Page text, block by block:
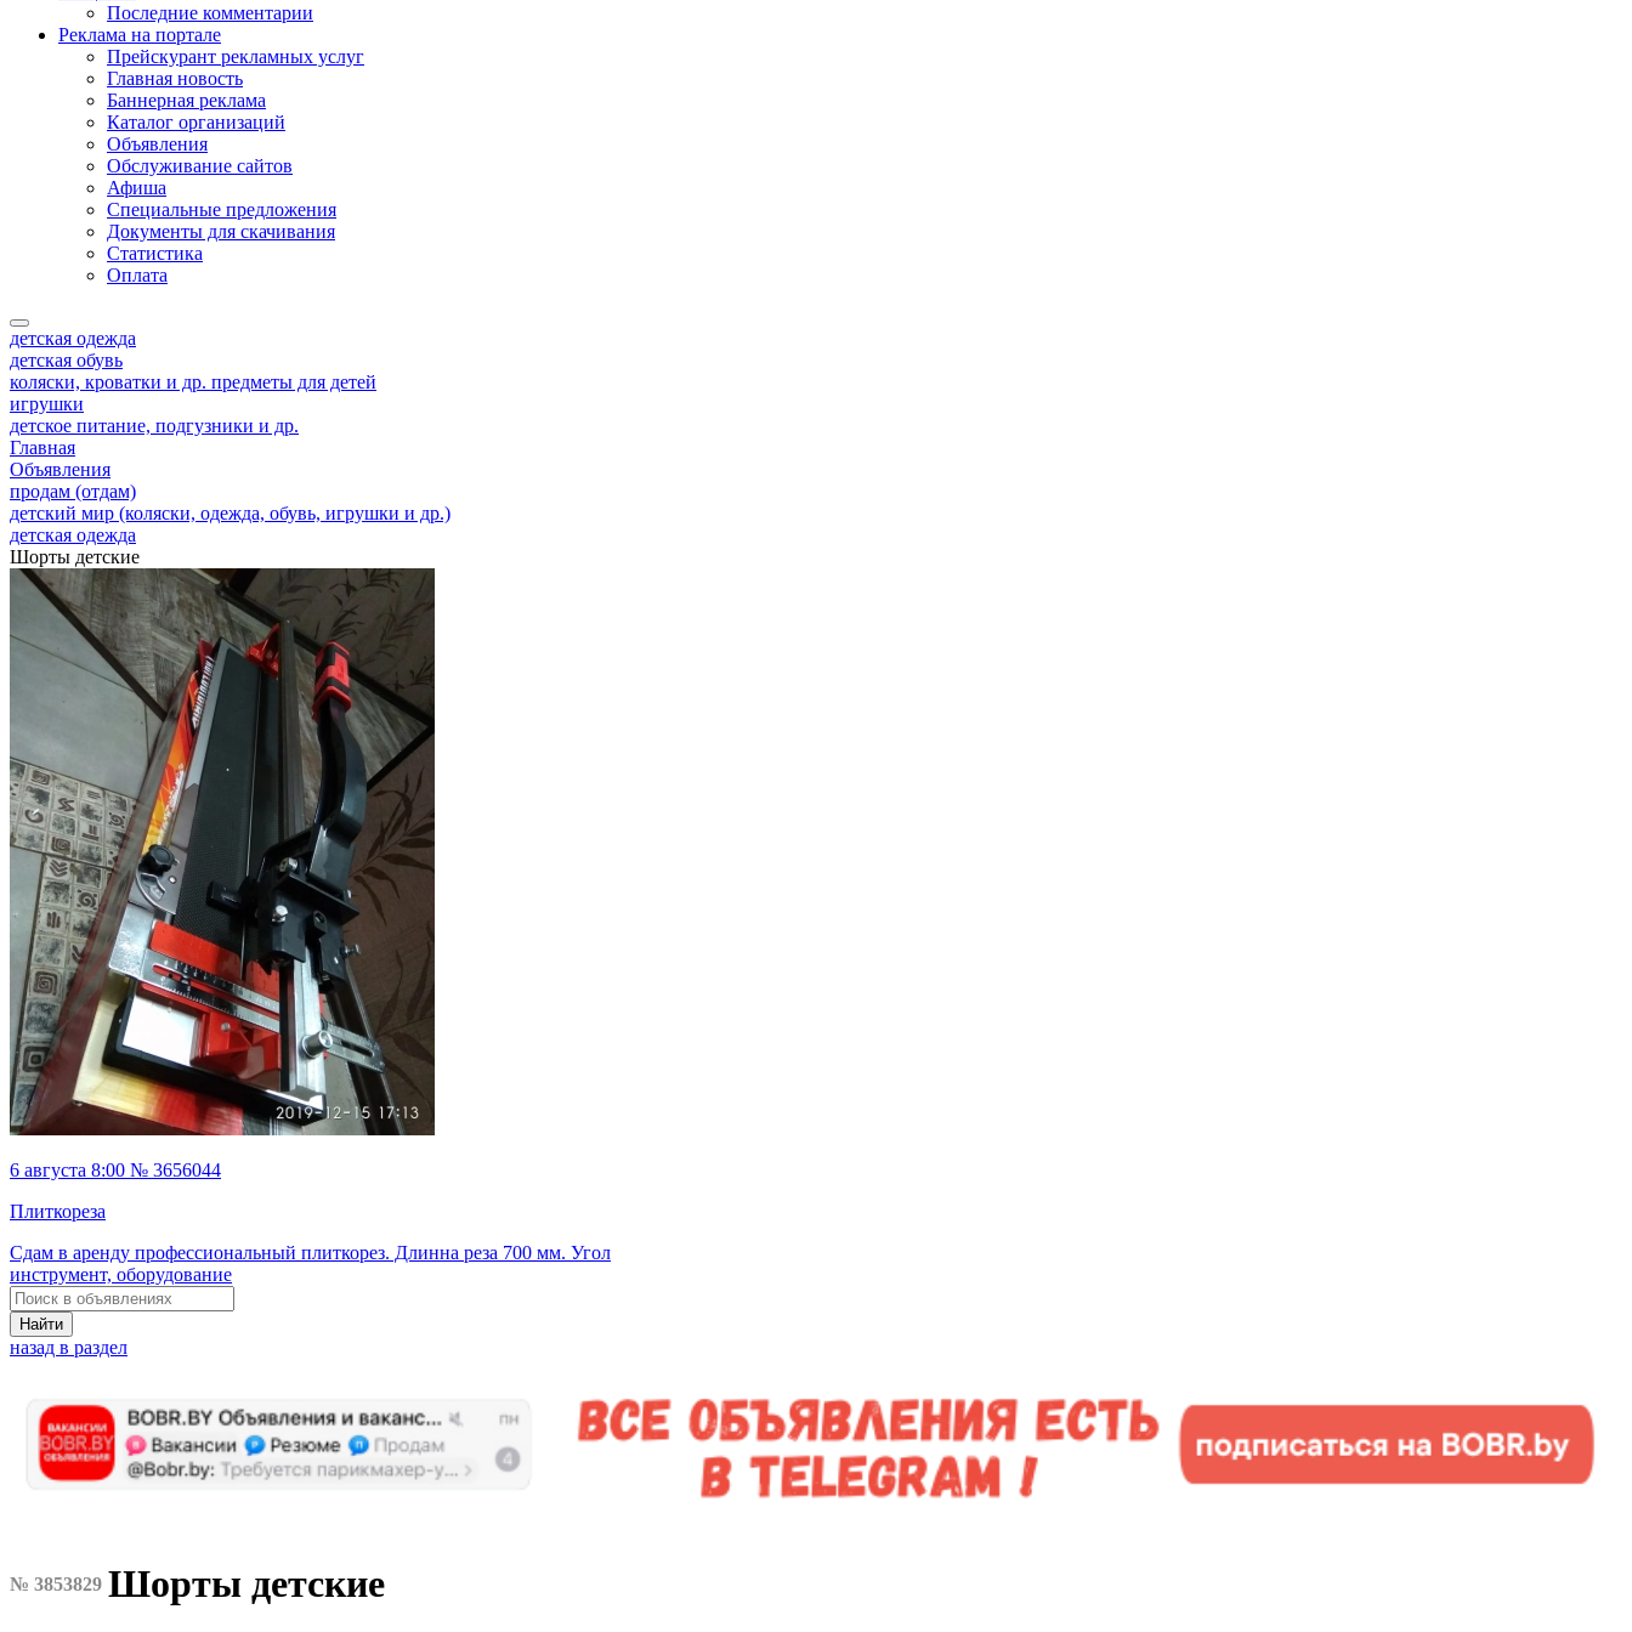
Последние комментарии
Реклама на портале
Прейскурант рекламных услуг
Главная новость
Баннерная реклама
Каталог организаций
Объявления
Обслуживание сайтов
Афиша
Специальные предложения
Документы для скачивания
Статистика
Оплата
детская одежда
детская обувь
коляски, кроватки и др. предметы для детей
игрушки
детское питание, подгузники и др.
Главная
Объявления
продам (отдам)
детский мир (коляски, одежда, обувь, игрушки и др.)
детская одежда
Шорты детские
6 августа 8:00 № 3656044
Плиткореза
Сдам в аренду профессиональный плиткорез. Длинна реза 700 мм. Угол
инструмент, оборудование
Найти
назад в раздел
№ 3853829 Шорты детские